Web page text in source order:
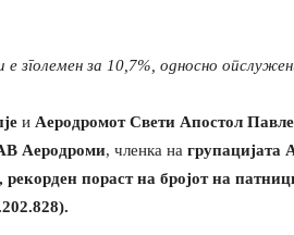
зголемен за 10,7%, односно
је и Аеродромот Свети Апостол
Аеродроми, членка на групацијата
, рекорден пораст на бројот на
.